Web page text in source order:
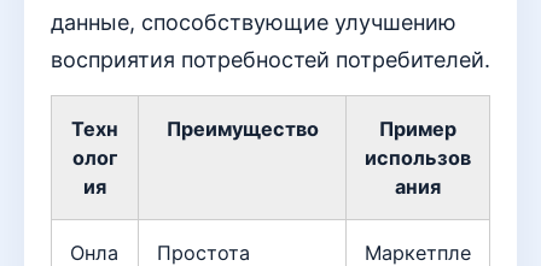
данные, способствующие улучшению
восприятия потребностей потребителей.
Техн
олог
ия
Преимущество
Пример
использов
ания
Онла
Простота
Маркетпле